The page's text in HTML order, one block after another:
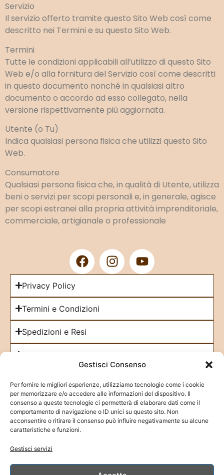
Gestisci Consenso
Per fornire le migliori esperienze, utilizziamo tecnologie come i cookie
per memorizzare e/o accedere alle informazioni del dispositivo. Il
consenso a queste tecnologie ci permetterà di elaborare dati come il
comportamento di navigazione o ID unici su questo sito. Non
acconsentire o ritirare il consenso può influire negativamente su alcune
caratteristiche e funzioni.
Gestisci servizi
Servizio
Il servizio offerto tramite questo Sito Web così come
descritto nei Termini e su questo Sito Web.
Termini
Tutte le condizioni applicabili all’utilizzo di questo Sito
Web e/o alla fornitura del Servizio così come descritti
in questo documento nonché in qualsiasi altro
documento o accordo ad esso collegato, nella
versione rispettivamente più aggiornata.
Utente (o Tu)
Indica qualsiasi persona fisica che utilizzi questo Sito
Web.
Consumatore
Qualsiasi persona fisica che, in qualità di Utente, utilizza
beni o servizi per scopi personali e, in generale, agisce
per scopi estranei alla propria attività imprenditoriale,
commerciale, artigianale o professionale
Privacy Policy
Termini e Condizioni
Spedizioni e Resi
Fai clic su "Accetto" per abilitare Google